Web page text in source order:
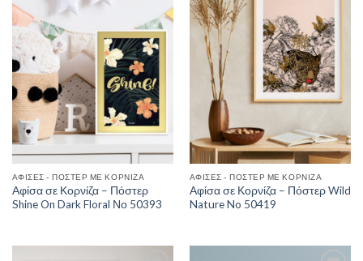
Wishlist
ΑΦΊΣΕΣ - ΠΌΣΤΕΡ ΜΕ ΚΟΡΝΊΖΑ
Αφίσα σε Κορνίζα – Πόστερ
Shine On Dark Floral Νο 50393
Wishlist
ΑΦΊΣΕΣ - ΠΌΣΤΕΡ ΜΕ ΚΟΡΝΊΖΑ
Αφίσα σε Κορνίζα – Πόστερ Wild
Nature No 50419